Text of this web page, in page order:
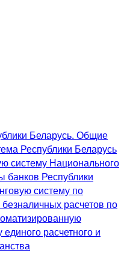
Беларусь. Общие
Республики Беларусь
систему Национального
банков Республики
систему по
расчетов по
расчетного и